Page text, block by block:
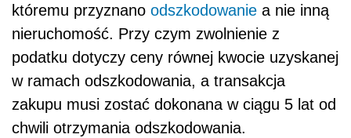
któremu przyznano odszkodowanie a nie inną
nieruchomość. Przy czym zwolnienie z
podatku dotyczy ceny równej kwocie uzyskanej
w ramach odszkodowania, a transakcja
zakupu musi zostać dokonana w ciągu 5 lat od
chwili otrzymania odszkodowania.